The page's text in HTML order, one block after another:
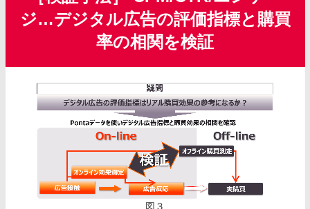
ジ…デジタル広告の評価指標と購買
率の相関を検証
図３